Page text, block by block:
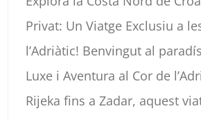
Privat: Un Viatge Exclusiu a
l’Adriàtic! Benvingut al
Luxe i Aventura al Cor de
Rijeka fins a Zadar, aquest